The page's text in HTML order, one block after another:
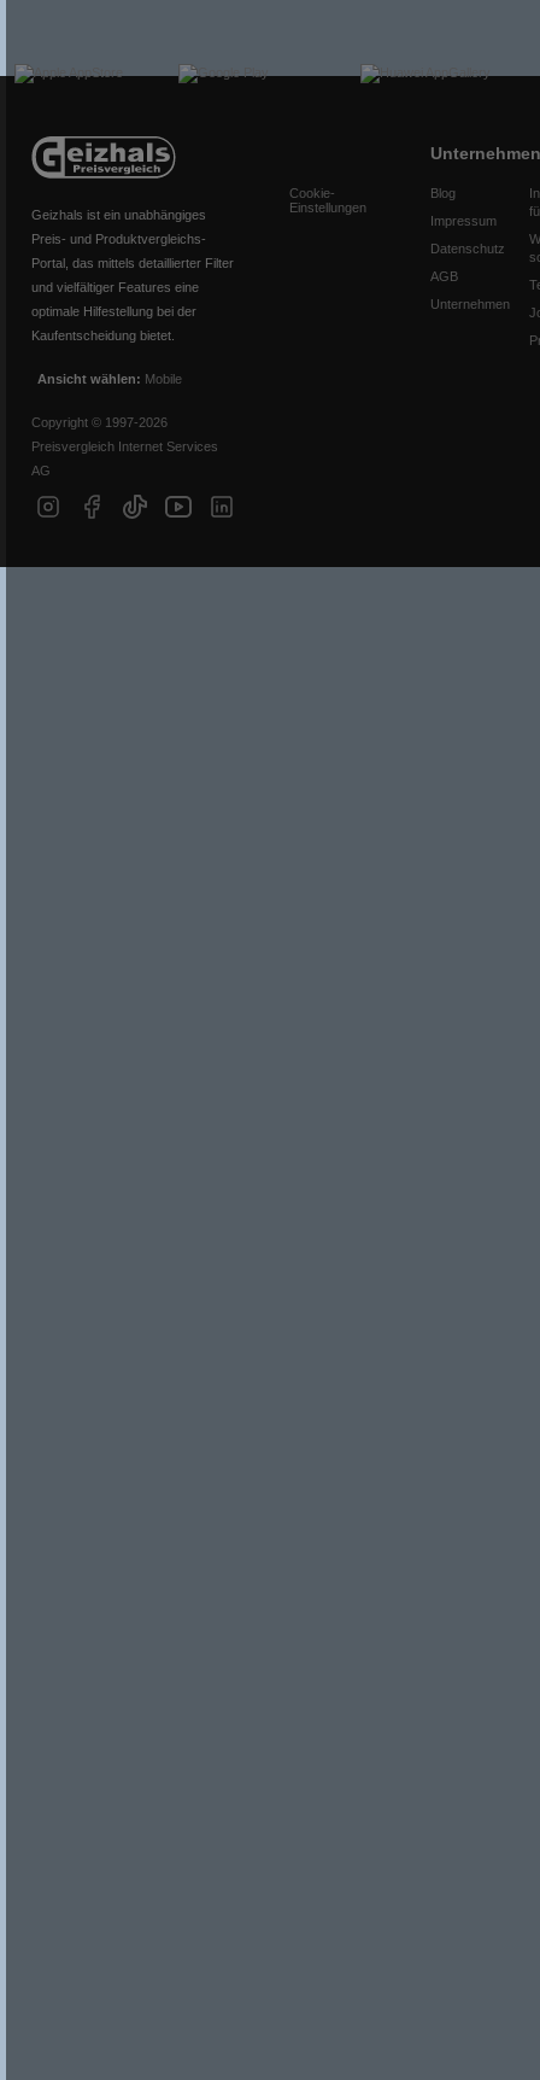
Geizhals ist ein unabhängiges
Preis- und Produktvergleichs-
Portal, das mittels detaillierter Filter
und vielfältiger Features eine
optimale Hilfestellung bei der
Kaufentscheidung bietet.
Ansicht wählen: Mobile
Copyright © 1997-2026
Preisvergleich Internet Services
AG
Cookie-
Einstellungen
Unternehmen
Blog
Impressum
Datenschutz
AGB
Unternehmen